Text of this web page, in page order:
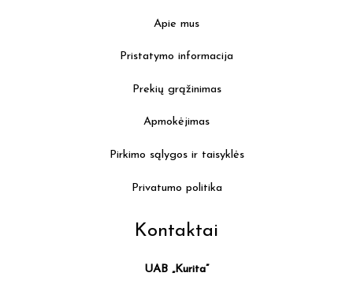
Apie mus
Pristatymo informacija
Prekių grąžinimas
Apmokėjimas
Pirkimo sąlygos ir taisyklės
Privatumo politika
Kontaktai
UAB „Kurita”